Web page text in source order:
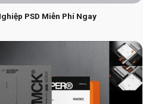
PSD Miễn Phí Ngay